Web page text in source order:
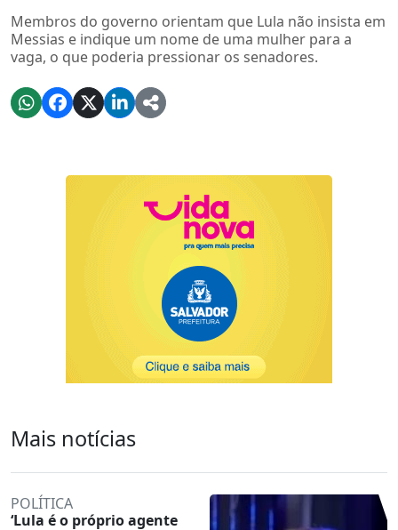
Membros do governo orientam que Lula não insista em
Messias e indique um nome de uma mulher para a
vaga, o que poderia pressionar os senadores.
Mais notícias
POLÍTICA
‘Lula é o próprio agente